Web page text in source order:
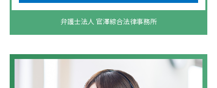
弁護士法人 官澤綜合法律事務所